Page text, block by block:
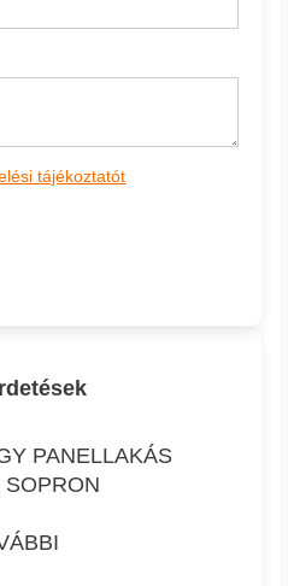
tájékoztatót
PANELLAKÁS